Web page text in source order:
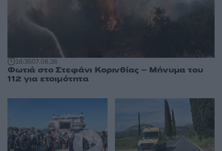
16:3507.08.26
Φωτιά στο Στεφάνι Κορινθίας – Μήνυμα του
112 για ετοιμότητα